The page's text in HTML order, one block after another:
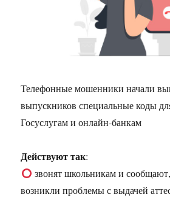
Телефонные мошенники начали
выпускников специальные коды
Госуслугам и онлайн-банкам
Действуют так:
звонят школьникам и
возникли проблемы с выдачей